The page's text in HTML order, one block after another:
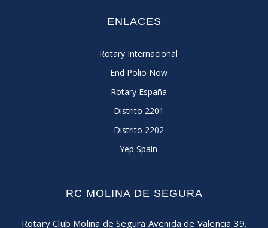
ENLACES
Rotary Internacional
End Polio Now
Rotary España
Distrito 2201
Distrito 2202
Yep Spain
RC MOLINA DE SEGURA
Rotary Club Molina de Segura Avenida de Valencia 39.